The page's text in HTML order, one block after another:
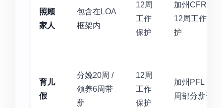
照顾
家人
包含在LOA
框架内
12周
工作
保护
加州CFRA：
12周工作保
护
育儿
假
分娩20周 /
领养6周带
薪
12周
工作
保护
加州PFL：8
周部分薪资